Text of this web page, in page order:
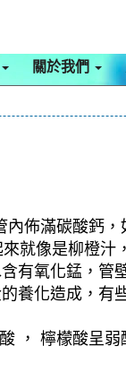
關於我們
佈滿碳酸鈣
就像是柳橙汁
有氧化錳，
養化造成，
， 檸檬酸呈